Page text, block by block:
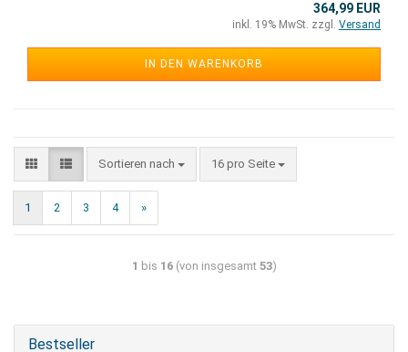
364,99 EUR
inkl. 19% MwSt. zzgl. Versand
IN DEN WARENKORB
Sortieren nach 16 pro Seite
1 2 3 4 »
1 bis 16(von insgesamt 53)
Bestseller